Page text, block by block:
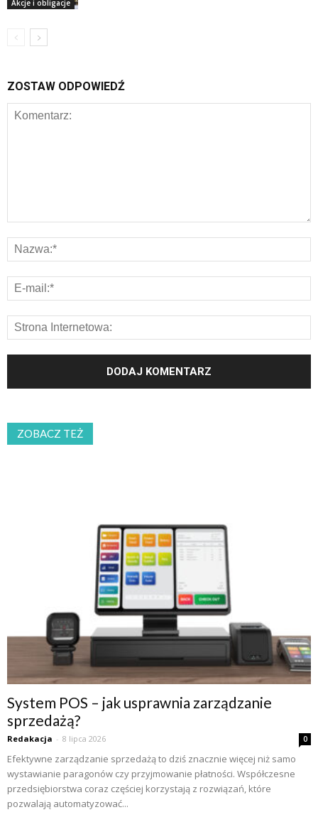
Akcje i obligacje
ZOSTAW ODPOWIEDŹ
ZOBACZ TEŻ
System POS – jak usprawnia zarządzanie
sprzedażą?
Redakacja - 8 lipca 2026 0
Efektywne zarządzanie sprzedażą to dziś znacznie więcej niż samo
wystawianie paragonów czy przyjmowanie płatności. Współczesne
przedsiębiorstwa coraz częściej korzystają z rozwiązań, które
pozwalają automatyzować...